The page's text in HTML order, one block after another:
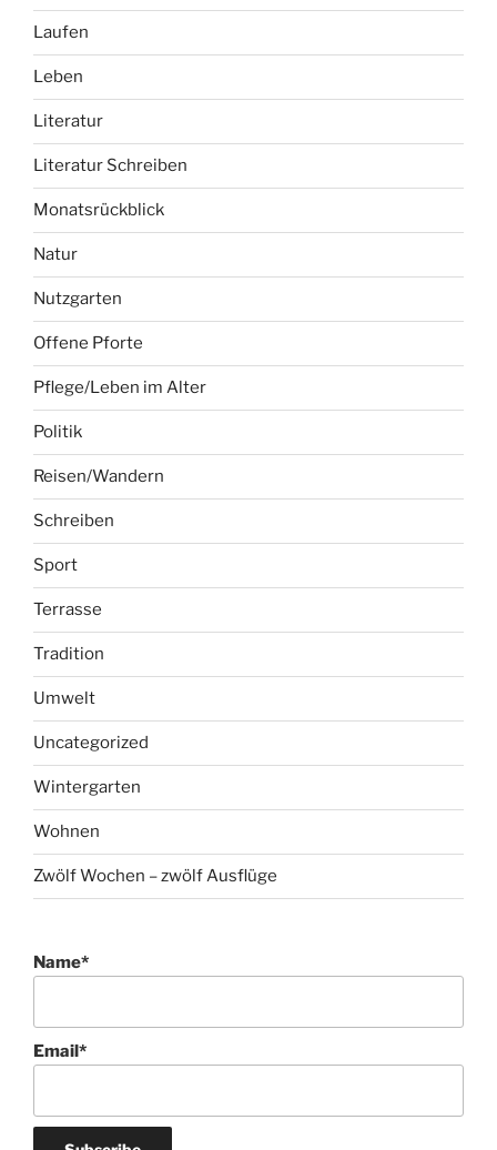
Laufen
Leben
Literatur
Literatur Schreiben
Monatsrückblick
Natur
Nutzgarten
Offene Pforte
Pflege/Leben im Alter
Politik
Reisen/Wandern
Schreiben
Sport
Terrasse
Tradition
Umwelt
Uncategorized
Wintergarten
Wohnen
Zwölf Wochen – zwölf Ausflüge
Name*
Email*